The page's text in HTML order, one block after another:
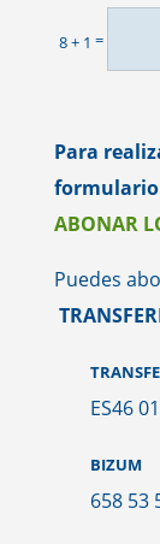
8 + 1 =
Para
ABONAR
Puedes
ES46
BIZUM
658 53